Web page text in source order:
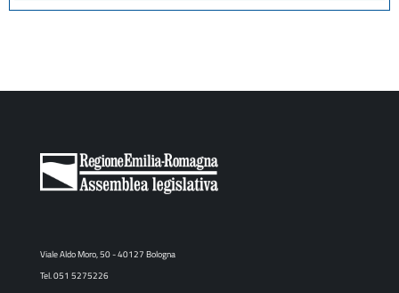
Viale Aldo Moro, 50 - 40127 Bologna
Tel. 051 5275226